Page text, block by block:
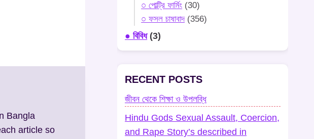
Bangla
article so
○ পোল্ট্রি ফার্মিং (30)
○ ফসল চাষাবাদ(356)
● বিবিধ(3)
RECENT POSTS
জীবন থেকে শিক্ষা ও উপলব্ধি
Hindu Gods Sexual Assault, Coercion,
and Rape Story’s described in